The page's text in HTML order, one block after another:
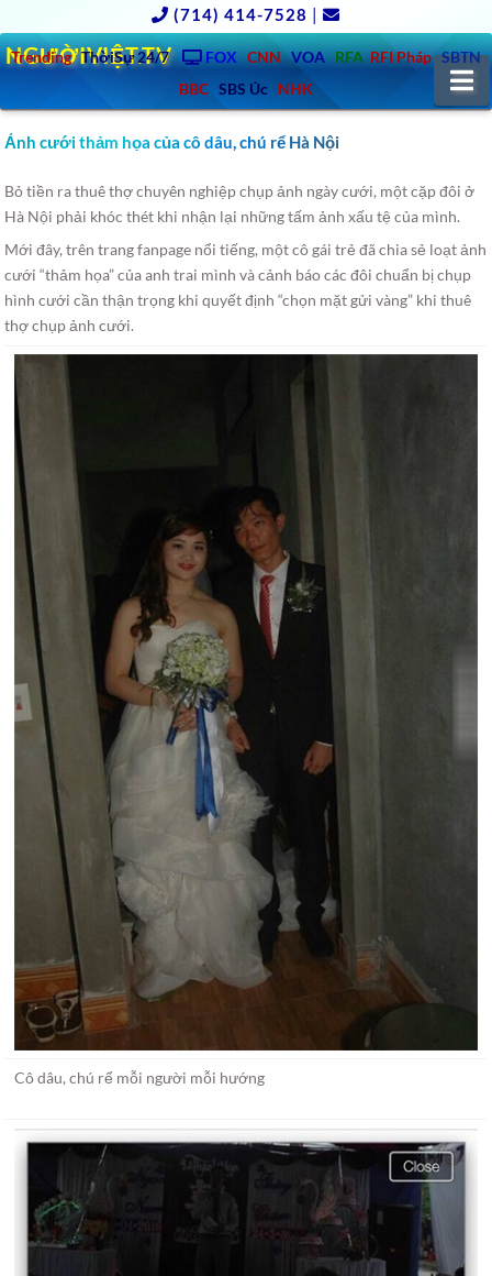
(714) 414-7528 |
Trending ThờiSự 24/7 FOX CNN VOA RFA RFI Pháp SBTN
BBC SBS Úc NHK
NGƯỜIVIỆT.TV
Ảnh cưới thảm họa của cô dâu, chú rể Hà Nội
Bỏ tiền ra thuê thợ chuyên nghiệp chụp ảnh ngày cưới, một cặp đôi ở
Hà Nội phải khóc thét khi nhận lại những tấm ảnh xấu tệ của mình.
Mới đây, trên trang fanpage nổi tiếng, một cô gái trẻ đã chia sẻ loạt ảnh
cưới “thảm họa” của anh trai mình và cảnh báo các đôi chuẩn bị chụp
hình cưới cần thận trọng khi quyết định “chọn mặt gửi vàng” khi thuê
thợ chụp ảnh cưới.
Cô dâu, chú rể mỗi người mỗi hướng